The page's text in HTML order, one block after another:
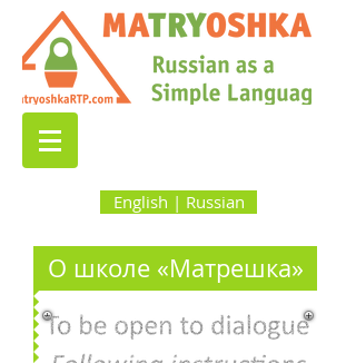
О школе «Матрешка»
English | Russian